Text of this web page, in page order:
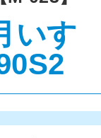
いすゞ